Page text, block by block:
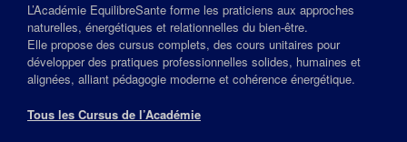
L’Académie EquilibreSante forme les praticiens aux approches
naturelles, énergétiques et relationnelles du bien‑être.
Elle propose des cursus complets, des cours unitaires pour
développer des pratiques professionnelles solides, humaines et
alignées, alliant pédagogie moderne et cohérence énergétique.
Tous les Cursus de l’Académie